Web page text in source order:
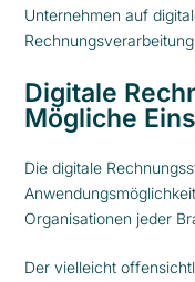
Unternehmen auf
Digitale
Mögliche
Die digitale
Organisationen jeder
Der vielleicht